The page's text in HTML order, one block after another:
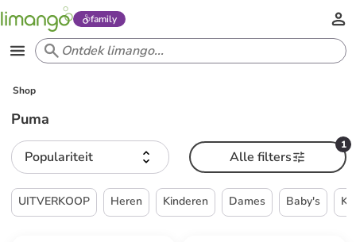
family
Shop
Puma
Populariteit
1
Alle filters
UITVERKOOP Heren Kinderen Dames Baby's